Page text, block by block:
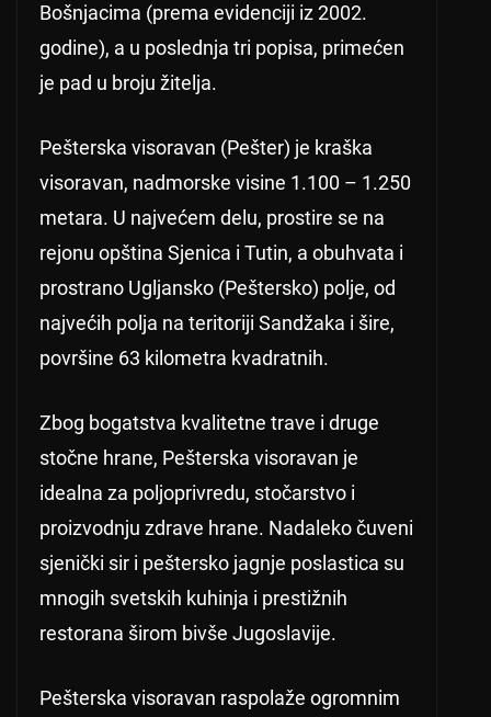
Bošnjacima (prema evidenciji iz 2002.
godine), a u poslednja tri popisa, primećen
je pad u broju žitelja.
Pešterska visoravan (Pešter) je kraška
visoravan, nadmorske visine 1.100 – 1.250
metara. U najvećem delu, prostire se na
rejonu opština Sjenica i Tutin, a obuhvata i
prostrano Ugljansko (Peštersko) polje, od
najvećih polja na teritoriji Sandžaka i šire,
površine 63 kilometra kvadratnih.
Zbog bogatstva kvalitetne trave i druge
stočne hrane, Pešterska visoravan je
idealna za poljoprivredu, stočarstvo i
proizvodnju zdrave hrane. Nadaleko čuveni
sjenički sir i peštersko jagnje poslastica su
mnogih svetskih kuhinja i prestižnih
restorana širom bivše Jugoslavije.
Pešterska visoravan raspolaže ogromnim